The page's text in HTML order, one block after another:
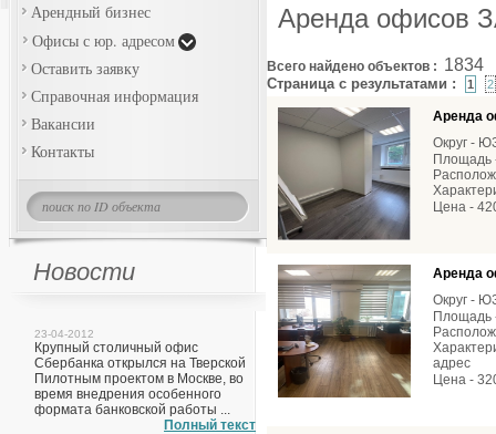
Арендный бизнес
Офисы с юр. адресом
Оставить заявку
Справочная информация
Вакансии
Контакты
Новости
23-04-2012
Крупный столичный офис
Сбербанка открылся на Тверской
Пилотным проектом в Москве, во
время внедрения особенного
формата банковской работы ...
Полный текст
Аренда офисов
Всего найдено объектов : 1834
Страница с результатами : 1 2
Аренда
Округ -
Площадь
Цена -
Аренда
Округ -
Площадь
адрес
Цена -